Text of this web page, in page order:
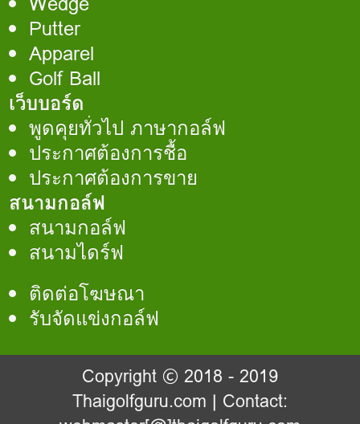
Putter
Apparel
Golf Ball
เว็บบอร์ด
พูดคุยทั่วไป ภาษากอล์ฟ
ประกาศต้องการชื้อ
ประกาศต้องการขาย
สนามกอล์ฟ
สนามกอล์ฟ
สนามไดร์ฟ
ติดต่อโฆษณา
รับจัดแข่งกอล์ฟ
Copyright © 2018 - 2019
Thaigolfguru.com | Contact: